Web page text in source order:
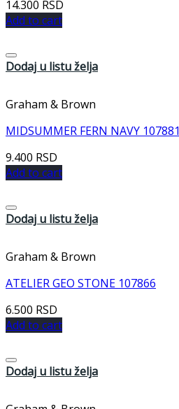
14.300 RSD
Add to cart
Dodaj u listu želja
Graham & Brown
MIDSUMMER FERN NAVY 107881
9.400 RSD
Add to cart
Dodaj u listu želja
Graham & Brown
ATELIER GEO STONE 107866
6.500 RSD
Add to cart
Dodaj u listu želja